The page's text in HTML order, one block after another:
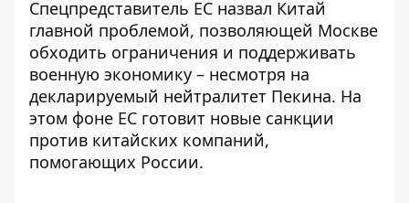
Спецпредставитель ЕС назвал Китай
главной проблемой, позволяющей Москве
обходить ограничения и поддерживать
военную экономику – несмотря на
декларируемый нейтралитет Пекина. На
этом фоне ЕС готовит новые санкции
против китайских компаний,
помогающих России.